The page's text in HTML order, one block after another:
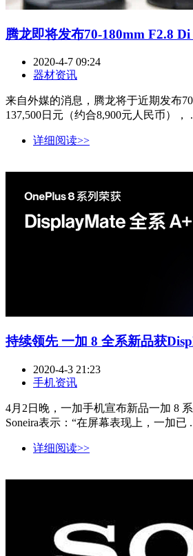
腾龙即将发布70-180mm F2.8
2020-4-7 09:24
器材资讯
来自外媒的消息，腾龙将于近期发布
137,500日元（约合8,900元人民币），
详细阅读>>
持续领先 一加 8 全系新品获
2020-4-3 21:23
手机资讯
4月2日晚，一加手机宣布新品一加 8
Soneira表示：“在屏幕表现上，一加已
详细阅读>>